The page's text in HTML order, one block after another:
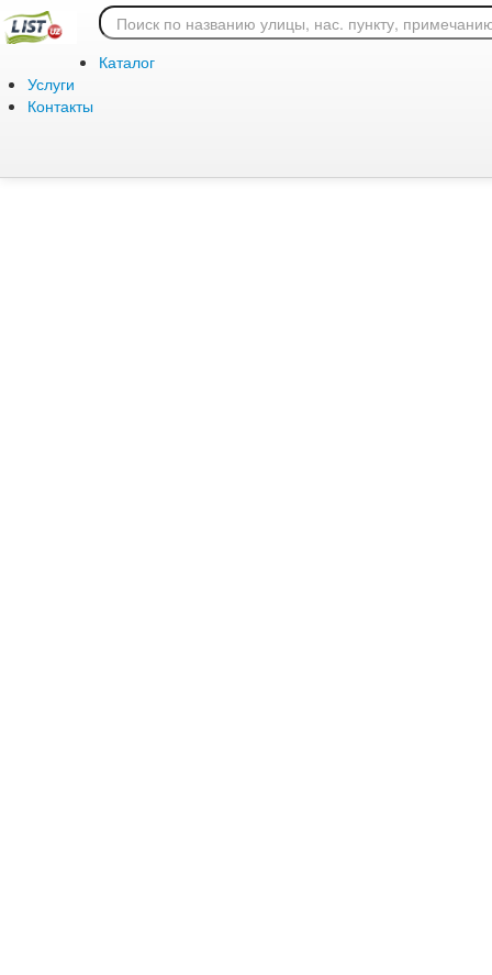
Каталог
Услуги
Контакты
Ошибка 404: страница